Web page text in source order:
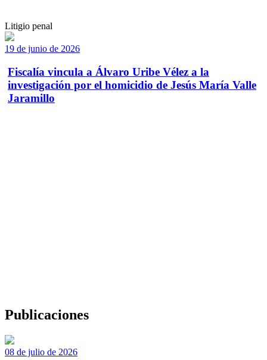
Litigio penal
19 de junio de 2026
Fiscalía vincula a Álvaro Uribe Vélez a la
investigación por el homicidio de Jesús María Valle
Jaramillo
Publicaciones
08 de julio de 2026